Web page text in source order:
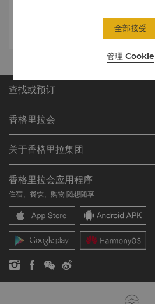
查找或预订
查找预订
餐厅与酒吧
香格里拉会
加入香格里拉会
常见问题
联络我们
关于香格里拉集团
我们的酒店品牌
香格里拉中心
香格里拉公寓
联系方式
职业发展
企业社会责任
新闻稿
香格里拉会应用程序
住宿、餐饮、购物 随想随享
管理 Cookie
全部接受